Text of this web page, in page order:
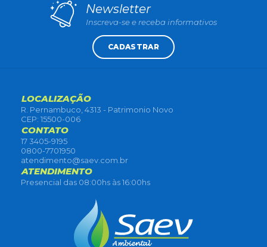
Newsletter
Inscreva-se e receba informativos
CADASTRAR
LOCALIZAÇÃO
R. Pernambuco, 4313 - Patrimonio Novo
CEP: 15500-006
CONTATO
17 3405-9195
0800-7701950
atendimento@saev.com.br
ATENDIMENTO
Presencial das 08:00hs às 16:00hs